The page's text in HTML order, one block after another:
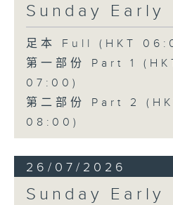
Sunday Early
足本 Full (HKT
第一部份 Part 1
07:00)
第二部份 Part 2
08:00)
26/07/2026
Sunday Early